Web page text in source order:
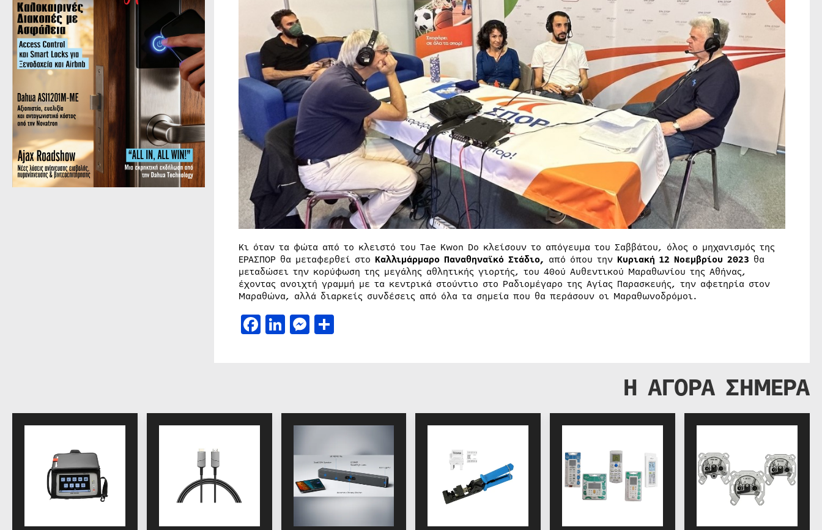
Κι όταν τα φώτα από το κλειστό του Tae Kwon Do κλείσουν το απόγευμα του Σαββάτου, όλος ο μηχανισμός της
ΕΡΑΣΠΟΡ θα μεταφερθεί στο Καλλιμάρμαρο Παναθηναϊκό Στάδιο, από όπου την Κυριακή 12 Νοεμβρίου 2023 θα
μεταδώσει την κορύφωση της μεγάλης αθλητικής γιορτής, του 40ού Αυθεντικού Μαραθωνίου της Αθήνας,
έχοντας ανοιχτή γραμμή με τα κεντρικά στούντιο στο Ραδιομέγαρο της Αγίας Παρασκευής, την αφετηρία στον
Μαραθώνα, αλλά διαρκείς συνδέσεις από όλα τα σημεία που θα περάσουν οι Μαραθωνοδρόμοι.
Facebook
LinkedIn
Messenger
Μοιραστείτε
Η ΑΓΟΡΑ ΣΗΜΕΡΑ